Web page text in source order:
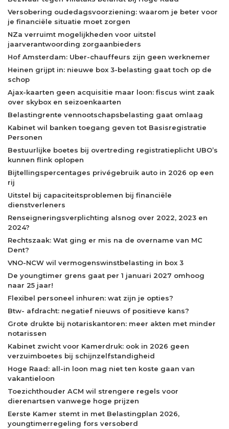
Versobering oudedagsvoorziening: waarom je beter voor
je financiële situatie moet zorgen
NZa verruimt mogelijkheden voor uitstel
jaarverantwoording zorgaanbieders
Hof Amsterdam: Uber-chauffeurs zijn geen werknemer
Heinen grijpt in: nieuwe box 3-belasting gaat toch op de
schop
Ajax-kaarten geen acquisitie maar loon: fiscus wint zaak
over skybox en seizoenkaarten
Belastingrente vennootschapsbelasting gaat omlaag
Kabinet wil banken toegang geven tot Basisregistratie
Personen
Bestuurlijke boetes bij overtreding registratieplicht UBO’s
kunnen flink oplopen
Bijtellingspercentages privégebruik auto in 2026 op een
rij
Uitstel bij capaciteitsproblemen bij financiële
dienstverleners
Renseigneringsverplichting alsnog over 2022, 2023 en
2024?
Rechtszaak: Wat ging er mis na de overname van MC
Dent?
VNO-NCW wil vermogenswinstbelasting in box 3
De youngtimer grens gaat per 1 januari 2027 omhoog
naar 25 jaar!
Flexibel personeel inhuren: wat zijn je opties?
Btw- afdracht: negatief nieuws of positieve kans?
Grote drukte bij notariskantoren: meer akten met minder
notarissen
Kabinet zwicht voor Kamerdruk: ook in 2026 geen
verzuimboetes bij schijnzelfstandigheid
Hoge Raad: all-in loon mag niet ten koste gaan van
vakantieloon
Toezichthouder ACM wil strengere regels voor
dierenartsen vanwege hoge prijzen
Eerste Kamer stemt in met Belastingplan 2026,
youngtimerregeling fors versoberd